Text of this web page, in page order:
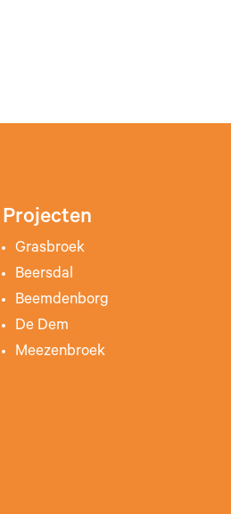
Projecten
Grasbroek
Beersdal
Beemdenborg
De Dem
Meezenbroek